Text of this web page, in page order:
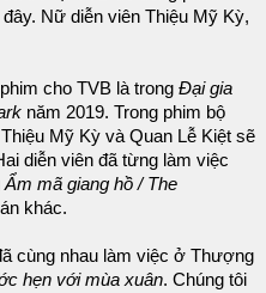
Nữ diễn viên Thiệu Mỹ Kỳ,
cho TVB là trong Đại gia
năm 2019. Trong phim bộ
Mỹ Kỳ và Quan Lễ Kiệt sẽ
diễn viên đã từng làm việc
Ẩm mã giang hồ / The
khác.
cùng nhau làm việc ở Thượng
hẹn với mùa xuân. Chúng tôi